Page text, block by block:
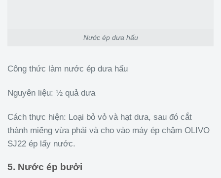
Nước ép dưa hấu
Công thức làm nước ép dưa hấu
Nguyên liệu: ½ quả dưa
Cách thực hiện: Loại bỏ vỏ và hạt dưa, sau đó cắt
thành miếng vừa phải và cho vào máy ép chậm OLIVO
SJ22 ép lấy nước.
5. Nước ép bưởi